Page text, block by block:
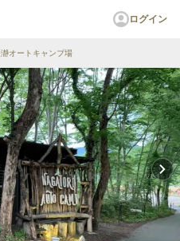
ログイン
オートキャンプ場